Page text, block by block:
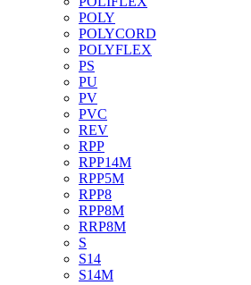
POLY
POLYCORD
POLYFLEX
PS
PU
PV
PVC
REV
RPP
RPP14M
RPP5M
RPP8
RPP8M
RRP8M
S
S14
S14M